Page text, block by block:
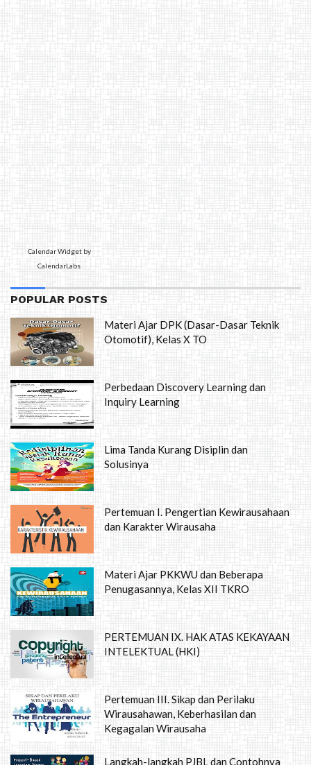
Calendar Widget by
CalendarLabs
POPULAR POSTS
Materi Ajar DPK (Dasar-Dasar Teknik
Otomotif), Kelas X TO
Perbedaan Discovery Learning dan
Inquiry Learning
Lima Tanda Kurang Disiplin dan
Solusinya
Pertemuan I. Pengertian Kewirausahaan
dan Karakter Wirausaha
Materi Ajar PKKWU dan Beberapa
Penugasannya, Kelas XII TKRO
PERTEMUAN IX. HAK ATAS KEKAYAAN
INTELEKTUAL (HKI)
Pertemuan III. Sikap dan Perilaku
Wirausahawan, Keberhasilan dan
Kegagalan Wirausaha
Langkah-langkah PJBL dan Contohnya